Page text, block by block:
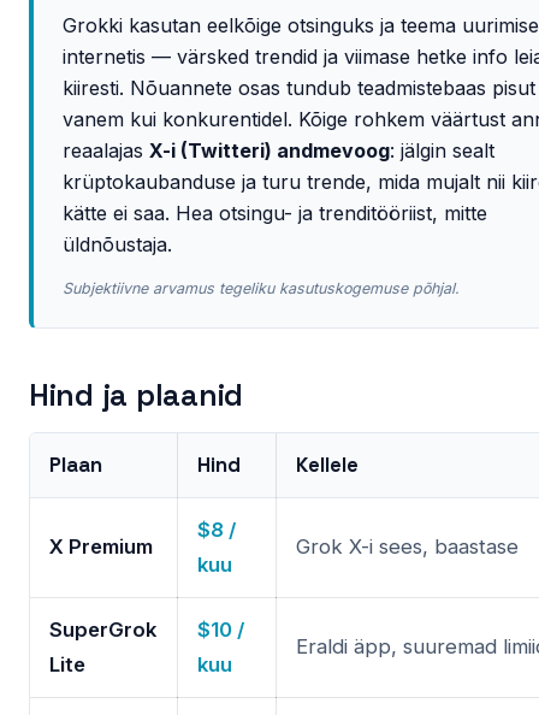
Grokki kasutan eelkõige otsinguks ja teema
internetis — värsked trendid ja viimase hetke info
kiiresti. Nõuannete osas tundub teadmistebaas pisut
vanem kui konkurentidel. Kõige rohkem väärtust
reaalajas X-i (Twitteri) andmevoog: jälgin sealt
krüptokaubanduse ja turu trende, mida mujalt nii
kätte ei saa. Hea otsingu- ja trenditööriist, mitte
üldnõustaja.
Subjektiivne arvamus tegeliku kasutuskogemuse põhjal.
Hind ja plaanid
Plaan Hind Kellele
X Premium
$8 /
kuu
Grok X-i sees, baastase
SuperGrok
Lite
$10 /
kuu
Eraldi äpp, suuremad